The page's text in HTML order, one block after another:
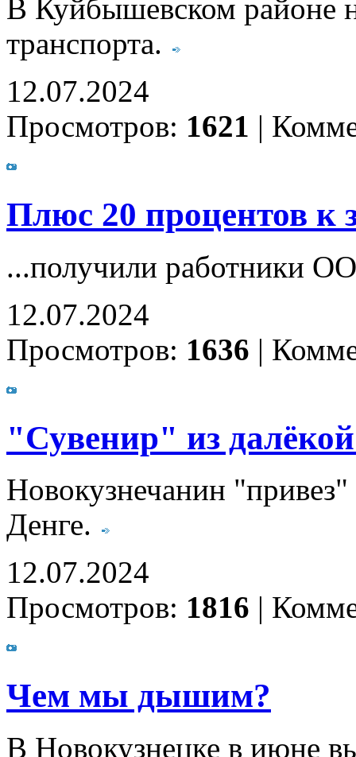
В Куйбышевском районе
транспорта.
12.07.2024
Просмотров: 1621 |
Плюс 20 процентов к
...получили работники
12.07.2024
Просмотров: 1636 |
"Сувенир" из
Новокузнечанин
Денге.
12.07.2024
Просмотров: 1816 |
Чем мы дышим?
В Новокузнецке в июне